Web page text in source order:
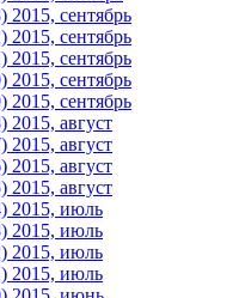
2015, сентябрь
2015, сентябрь
2015, сентябрь
2015, сентябрь
2015, сентябрь
2015, август
2015, август
2015, август
2015, август
2015, июль
2015, июль
2015, июль
2015, июль